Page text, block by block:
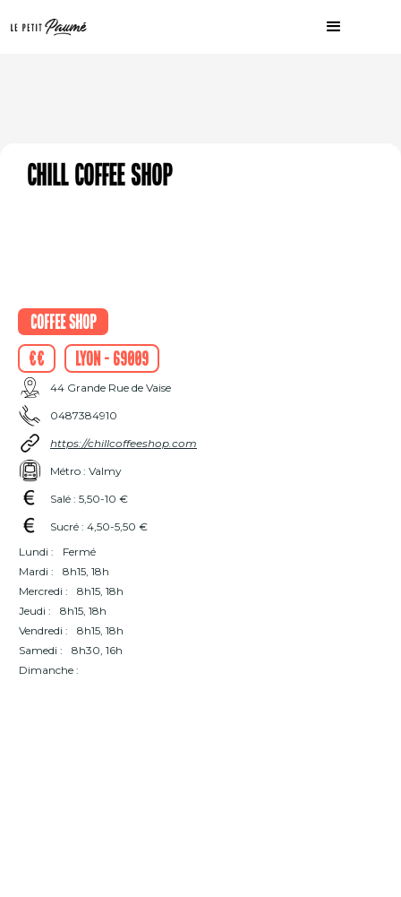
Chill Coffee Shop
Coffee shop
€€
Lyon - 69009
44 Grande Rue de Vaise
0487384910
https://chillcoffeeshop.com
Métro : Valmy
Salé : 5,50-10 €
Sucré : 4,50-5,50 €
Lundi :
Fermé
Mardi :
8h15, 18h
Mercredi :
8h15, 18h
Jeudi :
8h15, 18h
Vendredi :
8h15, 18h
Samedi :
8h30, 16h
Dimanche :